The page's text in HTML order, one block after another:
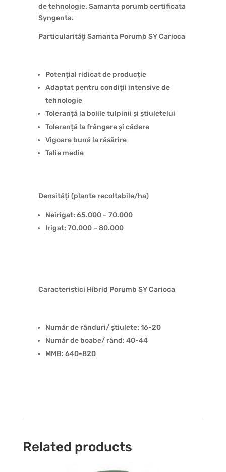
de tehnologie. Samanta porumb certificata
Syngenta.
Particularităţi Samanta Porumb SY Carioca
Potențial ridicat de producție
Adaptat pentru condiții intensive de
tehnologie
Toleranță la bolile tulpinii și știuletelui
Toleranță la frângere și cădere
Vigoare bună la răsărire
Talie medie
Densități (plante recoltabile/ha)
Neirigat: 65.000 – 70.000
Irigat: 70.000 – 80.000
Caracteristici Hibrid Porumb SY Carioca
Număr de rânduri/ știulete: 16-20
Număr de boabe/ rând: 40-44
MMB: 640-820
Related products